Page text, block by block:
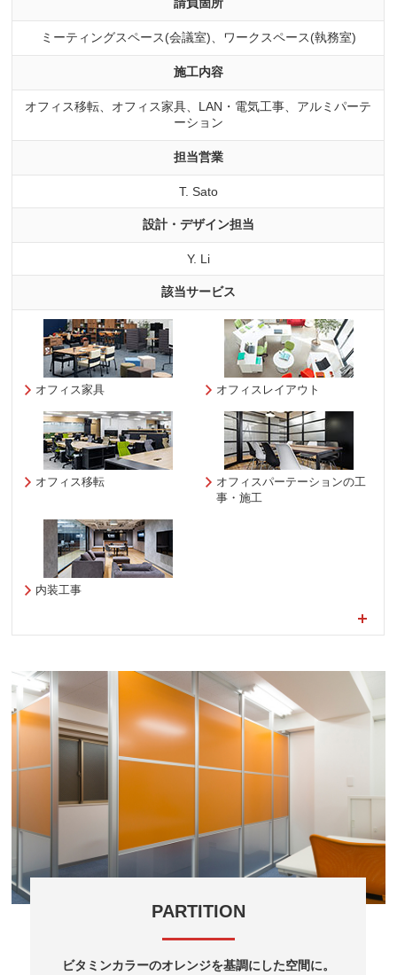
ミーティングスペース(会議室)、ワークスペース(執務室)
施工内容
オフィス移転、オフィス家具、LAN・電気工事、アルミパーテ
ーション
担当営業
T. Sato
設計・デザイン担当
Y. Li
該当サービス
オフィス家具 オフィスレイアウト
オフィス移転
オフィスパーテーションの工
事・施工
内装工事
PARTITION
ビタミンカラーのオレンジを基調にした空間に。